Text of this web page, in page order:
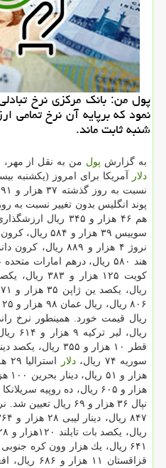
نمود كه برپایه آن نرخ تمامی
شنبه ثابت ماند.
به گزارش پول من به نقل از مهر،
دلار
آمریكا برای امروز (یكشنبه
هم ۴۶ هزار و ۳۴۵
ریال، یكصد ین ژاپن ۳۵ هزار و ۵۷۱ ریال،
۸۰۶ ریال، ریال عمان ۹۸ هزار و ۲۵ ریال و
سوریه ۷۴ ریال،
دلار
هزار و ۵۱ ریال، دینار بحرین ۱۰۰ هزار و ۲۴۱ ریال،